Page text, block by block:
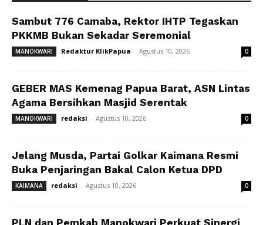
Sambut 776 Camaba, Rektor IHTP Tegaskan
PKKMB Bukan Sekadar Seremonial
MANOKWARI Redaktur KlikPapua - Agustus 10, 2026 0
GEBER MAS Kemenag Papua Barat, ASN Lintas
Agama Bersihkan Masjid Serentak
MANOKWARI redaksi - Agustus 10, 2026 0
Jelang Musda, Partai Golkar Kaimana Resmi
Buka Penjaringan Bakal Calon Ketua DPD
KAIMANA redaksi - Agustus 10, 2026 0